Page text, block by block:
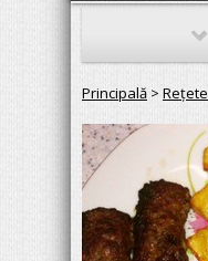
Principală > Reţete